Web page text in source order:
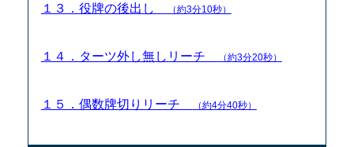
１３．役牌の後出し （約3分10秒）
１４．ターツ外し無しリーチ （約3分20秒）
１５．偶数牌切りリーチ （約4分40秒）